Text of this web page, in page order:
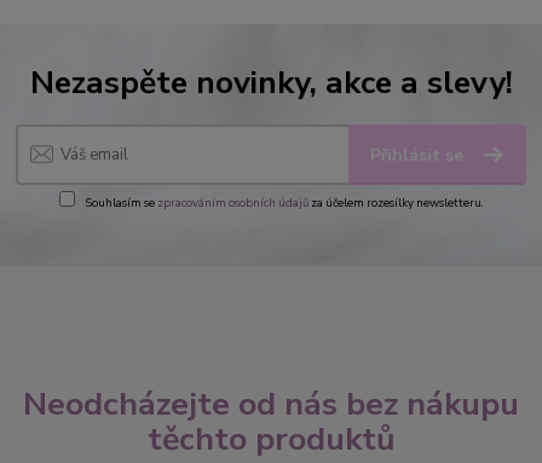
Nezaspěte novinky, akce a slevy!
Přihlásit se
Souhlasím se zpracováním osobních údajůza účelem rozesílky newsletteru.
Neodcházejte od nás bez nákupu
těchto produktů